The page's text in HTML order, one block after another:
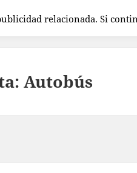
Autobús
relacionada. Si